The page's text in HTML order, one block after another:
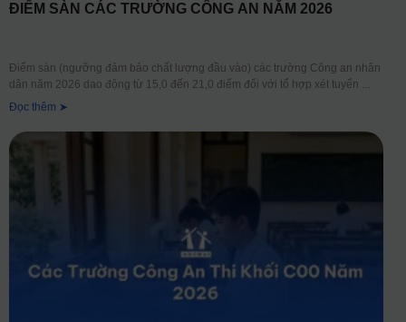
ĐIỂM SÀN CÁC TRƯỜNG CÔNG AN NĂM 2026
Điểm sàn (ngưỡng đảm bảo chất lượng đầu vào) các trường Công an nhân
dân năm 2026 dao động từ 15,0 đến 21,0 điểm đối với tổ hợp xét tuyển
Đọc thêm ➤